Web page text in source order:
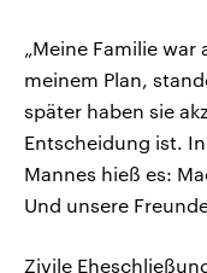
„Meine Familie
meinem Plan,
später haben sie
Entscheidung ist.
Mannes hieß es:
Und unsere
Zivile